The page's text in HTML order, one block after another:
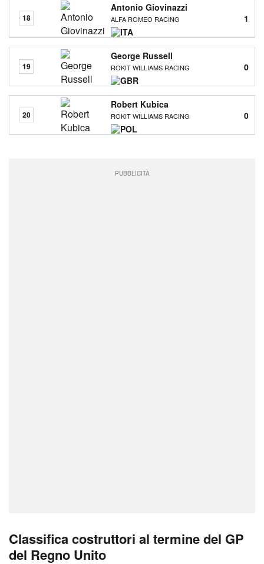
18
Antonio Giovinazzi
ALFA ROMEO RACING 1
19
George Russell
ROKIT WILLIAMS RACING 0
20
Robert Kubica
ROKIT WILLIAMS RACING 0
PUBBLICITÀ
Classifica costruttori al termine del GP
del Regno Unito